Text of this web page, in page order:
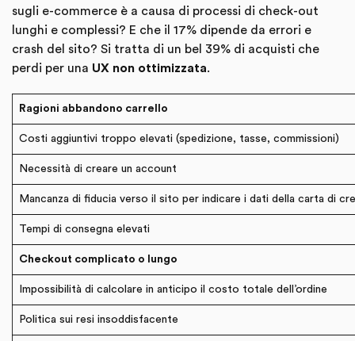
sugli e-commerce è a causa di processi di check-out
lunghi e complessi? E che il 17% dipende da errori e
crash del sito? Si tratta di un bel 39% di acquisti che
perdi per una UX non ottimizzata.
Ragioni abbandono carrello
Costi aggiuntivi troppo elevati (spedizione, tasse, commissioni)
Necessità di creare un account
Mancanza di fiducia verso il sito per indicare i dati della carta di
Tempi di consegna elevati
Checkout complicato o lungo
Impossibilità di calcolare in anticipo il costo totale dell’ordine
Politica sui resi insoddisfacente